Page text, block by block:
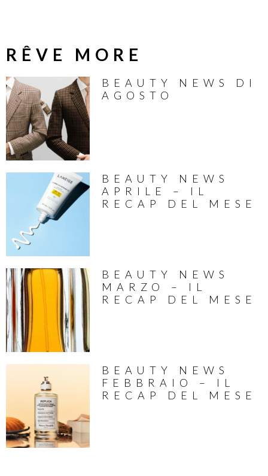
RÊVE MORE
BEAUTY NEWS DI
AGOSTO
BEAUTY NEWS
APRILE – IL
RECAP DEL MESE
BEAUTY NEWS
MARZO – IL
RECAP DEL MESE
BEAUTY NEWS
FEBBRAIO – IL
RECAP DEL MESE